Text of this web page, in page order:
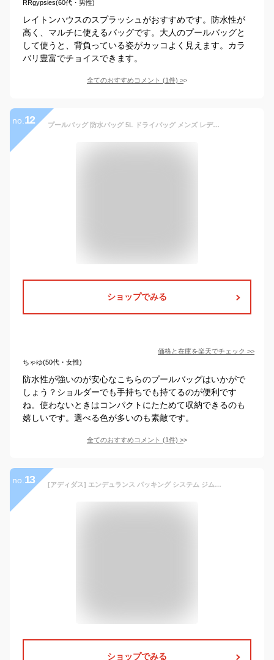
RRgypsies(60代・男性)
レイトンハウスのスプラッシュがおすすめです。防水性が
高く、マルチに使えるバッグです。大人のプールバッグと
して使うと、背負っている姿がカッコよく見えます。カラ
バリ豊富でチョイスできます。
全てのおすすめコメント (1件) >
no. 12 プールバッグ 防水バッグ 5L ドライバッグ メンズ レディース 子供 海 プール 雨の日通勤 通学 アウトドア 川 レイトンハウス インポート
ショップでみる
価格と在庫を楽天でチェック >>
ちゃゆ(50代・女性)
防水性が強いのが安心なこちらのプールバッグはいかがで
しょう？ショルダーでも手持ちでも持てるのが便利です
ね。使わないときはコンパクトにたためて収納できるのも
嬉しいです。選べる色が多いのも素敵です。
全てのおすすめコメント (1件) >
no. 13 [アディダス] エンデュランス パッキング システム ジムバッグ JMA70 L5722 レジェンドインク(H64741)
ショップでみる